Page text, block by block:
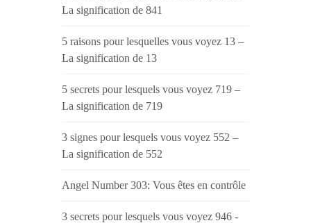
La signification de 841
5 raisons pour lesquelles vous voyez 13 –
La signification de 13
5 secrets pour lesquels vous voyez 719 –
La signification de 719
3 signes pour lesquels vous voyez 552 –
La signification de 552
Angel Number 303: Vous êtes en contrôle
3 secrets pour lesquels vous voyez 946 -